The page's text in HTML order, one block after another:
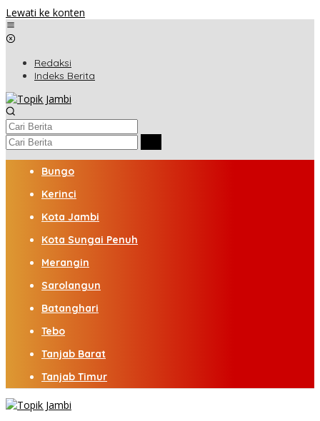
Lewati ke konten
Redaksi
Indeks Berita
Bungo
Kerinci
Kota Jambi
Kota Sungai Penuh
Merangin
Sarolangun
Batanghari
Tebo
Tanjab Barat
Tanjab Timur